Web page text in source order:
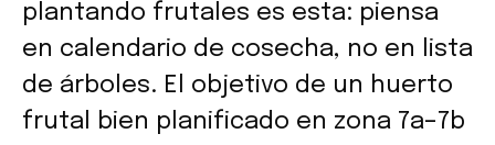
plantando frutales es esta: piensa
en calendario de cosecha, no en lista
de árboles. El objetivo de un huerto
frutal bien planificado en zona 7a–7b